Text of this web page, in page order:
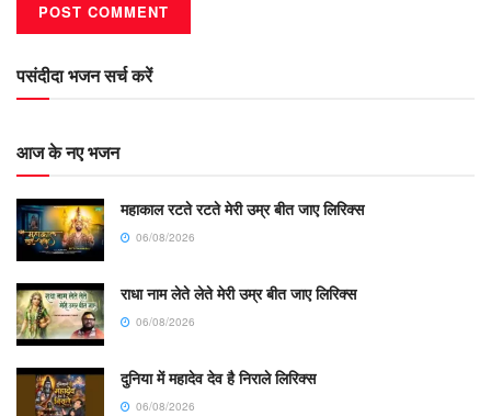
पसंदीदा भजन सर्च करें
आज के नए भजन
महाकाल रटते रटते मेरी उम्र बीत जाए लिरिक्स
06/08/2026
राधा नाम लेते लेते मेरी उम्र बीत जाए लिरिक्स
06/08/2026
दुनिया में महादेव देव है निराले लिरिक्स
06/08/2026